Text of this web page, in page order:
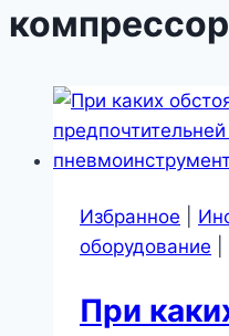
компрессор
Избранное
оборудование
При